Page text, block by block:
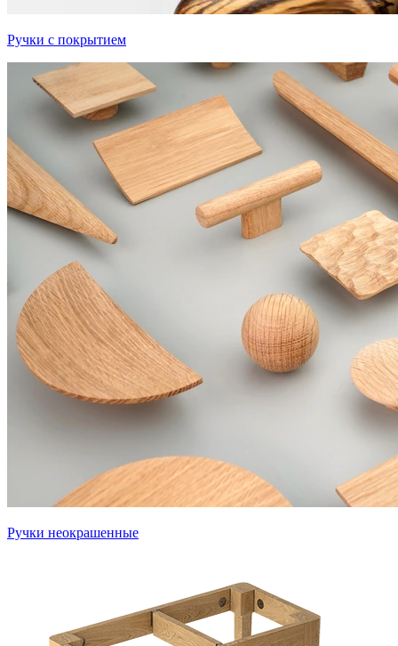
Ручки с покрытием
Ручки неокрашенные